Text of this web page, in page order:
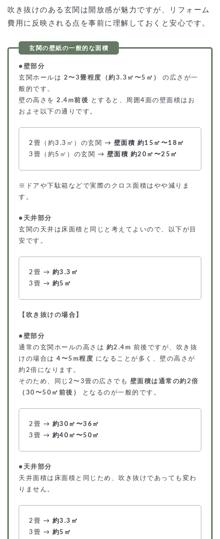
吹き抜けのある玄関は開放感が魅力ですが、リフォーム
費用に反映される点を事前に理解しておくと安心です。
●壁部分
玄関ホールは 2〜3畳程度（約3.3㎡〜5㎡）
の広さが一
般的です。
壁の高さを 2.4m前後 とすると、周囲4面の壁面積はお
およそ以下の通りです。
2畳（約3.3㎡）の玄関 → 壁面積 約15㎡〜18㎡
3畳（約5㎡）の玄関 → 壁面積 約20㎡〜25㎡
※ドアや下駄箱などで実際のクロス面積はやや減りま
す。
●天井部分
玄関の天井は床面積と同じと考えてよいので、以下が目
安です。
2畳 → 約3.3㎡
3畳 → 約5㎡
【吹き抜けの場合】
●壁部分
通常の玄関ホールの高さは 約2.4m 前後ですが、吹き抜
けの場合は 4〜5m程度 になることが多く、壁の高さが
約2倍になります。
そのため、同じ2〜3畳の広さでも 壁面積は通常の約2倍
（30〜50㎡前後）
となるのが一般的です。
2畳 → 約30㎡〜36㎡
3畳 → 約40㎡〜50㎡
●天井部分
天井面積は床面積と同じため、吹き抜けであっても変わ
りません。
2畳 → 約3.3㎡
3畳 → 約5㎡